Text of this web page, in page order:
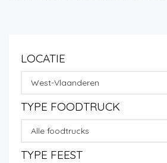
LOCATIE
West-Vlaanderen
TYPE FOODTRUCK
Alle foodtrucks
TYPE FEEST